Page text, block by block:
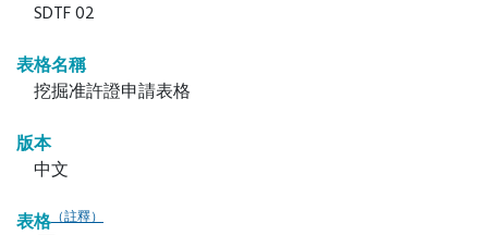
SDTF 02
表格名稱
挖掘准許證申請表格
版本
中文
表格 （註釋）